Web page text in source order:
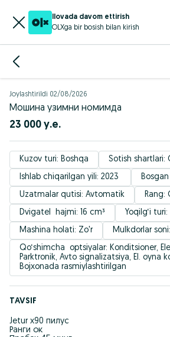
Ilovada davom ettirish
OLXga bir bosish bilan kirish
Joylashtirildi 02/08/2026
Мошина узимни номимда
23 000 у.е.
Kuzov turi: Boshqa
Sotish shartlari:
Ishlab chiqarilgan yili: 2023
Uzatmalar qutisi: Avtomatik
Rang:
Dvigatel  hajmi: 16 cm³
Yoqilg‘i
Mashina holati: Zo'r
Mulkdorlar
Qo‘shimcha  optsiyalar: Konditsioner,
Parktronik, Avto signalizatsiya, El. oyna
Bojxonada rasmiylashtirilgan
TAVSIF
Jetur х90 пилус
Ранги ок